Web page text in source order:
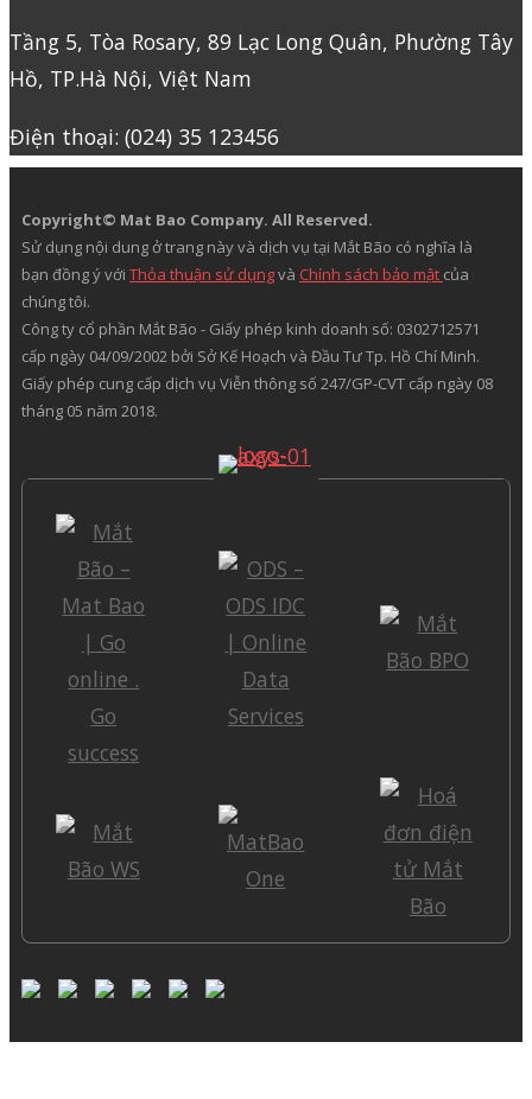
Tầng 5, Tòa Rosary, 89 Lạc Long Quân, Phường Tây
Hồ, TP.Hà Nội, Việt Nam
Điện thoại: (024) 35 123456
Copyright© Mat Bao Company. All Reserved.
Sử dụng nội dung ở trang này và dịch vụ tại Mắt Bão có nghĩa là
bạn đồng ý với Thỏa thuận sử dụngvà Chính sách bảo mật của
chúng tôi.
Công ty cổ phần Mắt Bão - Giấy phép kinh doanh số: 0302712571
cấp ngày 04/09/2002 bởi Sở Kế Hoạch và Đầu Tư Tp. Hồ Chí Minh.
Giấy phép cung cấp dịch vụ Viễn thông số 247/GP-CVT cấp ngày 08
tháng 05 năm 2018.